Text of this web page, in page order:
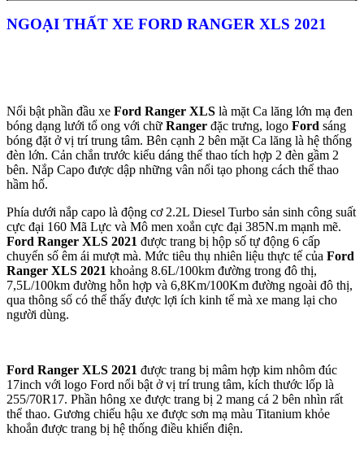
NGOẠI THẤT XE FORD RANGER XLS 2021
Nổi bật phần đầu xe Ford Ranger XLS là mặt Ca lăng lớn mạ đen
bóng dạng lưới tổ ong với chữ Ranger đặc trưng, logo Ford sáng
bóng đặt ở vị trí trung tâm. Bên cạnh 2 bên mặt Ca lăng là hệ thống
đèn lớn. Cản chắn trước kiểu dáng thể thao tích hợp 2 đèn gầm 2
bên. Nắp Capo được dập những vân nổi tạo phong cách thể thao
hầm hố.
Phía dưới nắp capo là động cơ 2.2L Diesel Turbo sản sinh công suất
cực đại 160 Mã Lực và Mô men xoắn cực đại 385N.m mạnh mẽ.
Ford Ranger XLS 2021 được trang bị hộp số tự động 6 cấp
chuyển số êm ái mượt mà. Mức tiêu thụ nhiên liệu thực tế của Ford
Ranger XLS 2021 khoảng 8.6L/100km đường trong đô thị,
7,5L/100km đường hỗn hợp và 6,8Km/100Km đường ngoài đô thị,
qua thông số có thể thấy được lợi ích kinh tế mà xe mang lại cho
người dùng.
Ford Ranger XLS 2021 được trang bị mâm hợp kim nhôm đúc
17inch với logo Ford nổi bật ở vị trí trung tâm, kích thước lốp là
255/70R17. Phần hông xe được trang bị 2 mang cá 2 bên nhìn rất
thể thao. Gương chiếu hậu xe được sơn mạ màu Titanium khỏe
khoắn được trang bị hệ thống điều khiển điện.